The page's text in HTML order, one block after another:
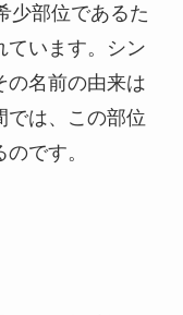
少部位であるた
ています。シン
の名前の由来は
では、この部位
です。